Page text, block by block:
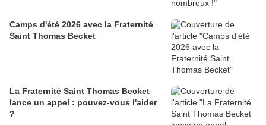
Camps d'été 2026 avec la Fraternité
Saint Thomas Becket
La Fraternité Saint Thomas Becket
lance un appel : pouvez-vous l'aider
?